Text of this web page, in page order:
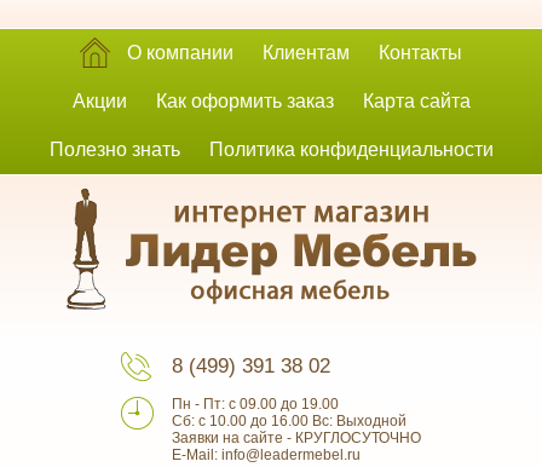
О компании Клиентам Контакты
Акции Как оформить заказ Карта сайта
Полезно знать Политика конфиденциальности
8 (499) 391 38 02
Пн - Пт: с 09.00 до 19.00
Сб: с 10.00 до 16.00 Вс: Выходной
Заявки на сайте - КРУГЛОСУТОЧНО
E-Mail: info@leadermebel.ru